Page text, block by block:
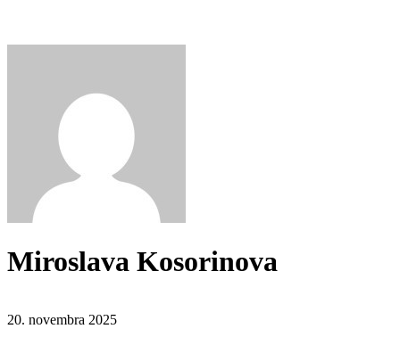
Miroslava Kosorinova
20. novembra 2025